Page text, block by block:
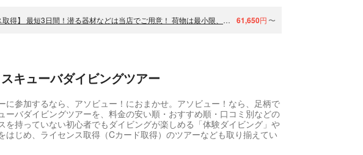
【神奈川・伊豆・ダイビングライセンス取得】 最短3日間！潜る器材などは当店でご用意！ 荷物は最小限、期待とやる気は最大限に！料金は分かり易くすべてコミコミ！ 61,650円 〜
キューバダイビングツアー
参加するなら、アソビュー！におまかせ。アソビュー！なら、足柄で
ーバダイビングツアーを、料金の安い順・おすすめ順・口コミ別などの
持っていない初心者でもダイビングが楽しめる「体験ダイビング」や
じめ、ライセンス取得（Cカード取得）のツアーなども取り揃えてい